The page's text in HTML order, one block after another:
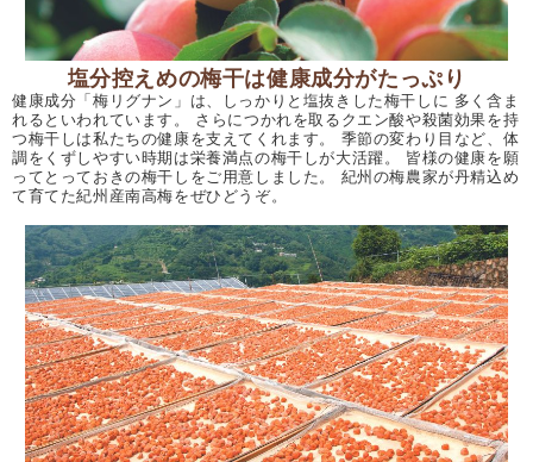
塩分控えめの梅干は健康成分がたっぷり
健康成分「梅リグナン」は、しっかりと塩抜きした梅干しに 多く含ま
れるといわれています。 さらにつかれを取るクエン酸や殺菌効果を持
つ梅干しは私たちの健康を支えてくれます。 季節の変わり目など、体
調をくずしやすい時期は栄養満点の梅干しが大活躍。 皆様の健康を願
ってとっておきの梅干しをご用意しました。 紀州の梅農家が丹精込め
て育てた紀州産南高梅をぜひどうぞ。